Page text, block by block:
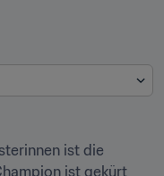
ist die
ist gekürt